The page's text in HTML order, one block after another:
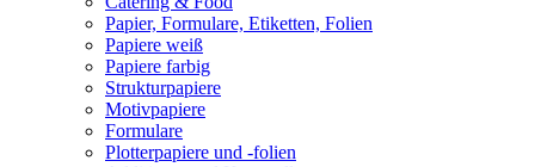
Papier, Formulare, Etiketten, Folien
Papiere weiß
Papiere farbig
Strukturpapiere
Motivpapiere
Formulare
Plotterpapiere und -folien